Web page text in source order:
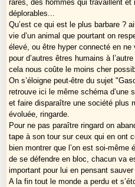
rares, des hommes qui travaillent et
déplorables...
Qu’est ce qui est le plus barbare ?
vie d’un animal que pourtant on
élevé, ou être hyper connecté en
pour d’autres êtres humains à
cela nous coûte le moins cher
On s’éloigne peut-être du sujet
retrouve ici le même schéma d’une
et faire disparaître une société plus
évoluée, ringarde.
Pour ne pas paraître ringard on
tape à son tour sur ceux qui en ont
bien montrer que l’on est soi-même
de se défendre en bloc, chacun va
important pour lui en pensant
A la fin tout le monde a perdu et